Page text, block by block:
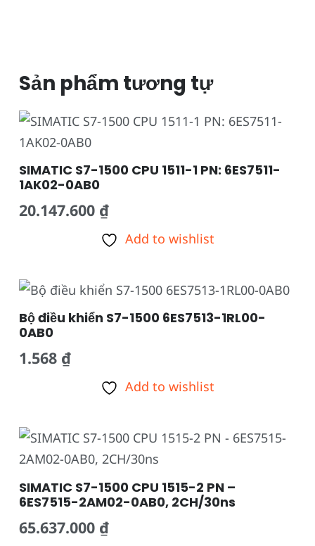
Sản phẩm tương tự
SIMATIC S7-1500 CPU 1511-1 PN: 6ES7511-
1AK02-0AB0
20.147.600 ₫
Add to wishlist
Bộ điều khiển S7-1500 6ES7513-1RL00-
0AB0
1.568 ₫
Add to wishlist
SIMATIC S7-1500 CPU 1515-2 PN –
6ES7515-2AM02-0AB0, 2CH/30ns
65.637.000 ₫